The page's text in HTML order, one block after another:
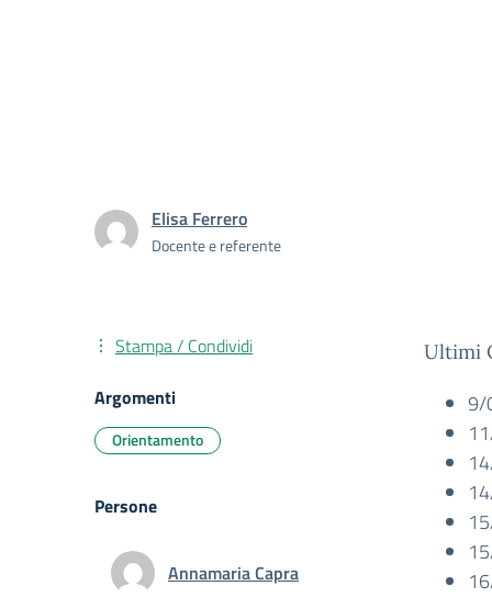
Elisa Ferrero
Docente e referente
Ultimi
9/
Stampa / Condividi
Argomenti
Orientamento
Persone
Annamaria Capra